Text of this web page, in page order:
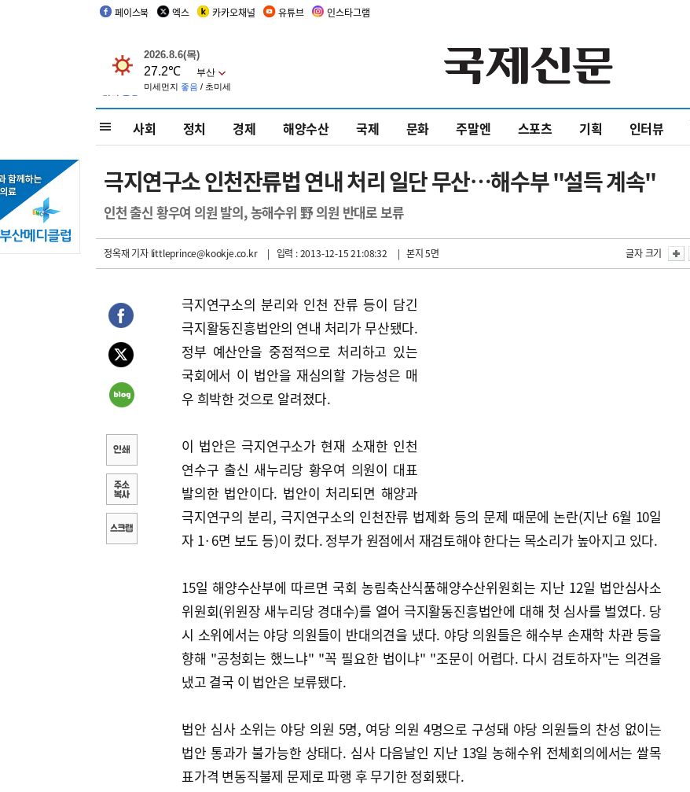
페이스북 엑스 카카오채널 유튜브 인스타그램
사회 정치 경제 해양수산 국제 문화 주말엔 스포츠 기획 인터뷰
극지연구소 인천잔류법 연내 처리 일단 무산…해수부 "설득 계속"
인천 출신 황우여 의원 발의, 농해수위 野 의원 반대로 보류
정옥재 기자littleprince@kookje.co.kr | 입력 : 2013-12-15 21:08:32 | 본지 5면 글자 크기
극지연구소의 분리와 인천 잔류 등이 담긴
극지활동진흥법안의 연내 처리가 무산됐다.
정부 예산안을 중점적으로 처리하고 있는
국회에서 이 법안을 재심의할 가능성은 매
우 희박한 것으로 알려졌다.
이 법안은 극지연구소가 현재 소재한 인천
연수구 출신 새누리당 황우여 의원이 대표
발의한 법안이다. 법안이 처리되면 해양과
극지연구의 분리, 극지연구소의 인천잔류 법제화 등의 문제 때문에 논란(지난 6월 10일
자 1·6면 보도 등)이 컸다. 정부가 원점에서 재검토해야 한다는 목소리가 높아지고 있다.
15일 해양수산부에 따르면 국회 농림축산식품해양수산위원회는 지난 12일 법안심사소
위원회(위원장 새누리당 경대수)를 열어 극지활동진흥법안에 대해 첫 심사를 벌였다. 당
시 소위에서는 야당 의원들이 반대의견을 냈다. 야당 의원들은 해수부 손재학 차관 등을
향해 "공청회는 했느냐" "꼭 필요한 법이냐" "조문이 어렵다. 다시 검토하자"는 의견을
냈고 결국 이 법안은 보류됐다.
법안 심사 소위는 야당 의원 5명, 여당 의원 4명으로 구성돼 야당 의원들의 찬성 없이는
법안 통과가 불가능한 상태다. 심사 다음날인 지난 13일 농해수위 전체회의에서는 쌀목
표가격 변동직불제 문제로 파행 후 무기한 정회됐다.